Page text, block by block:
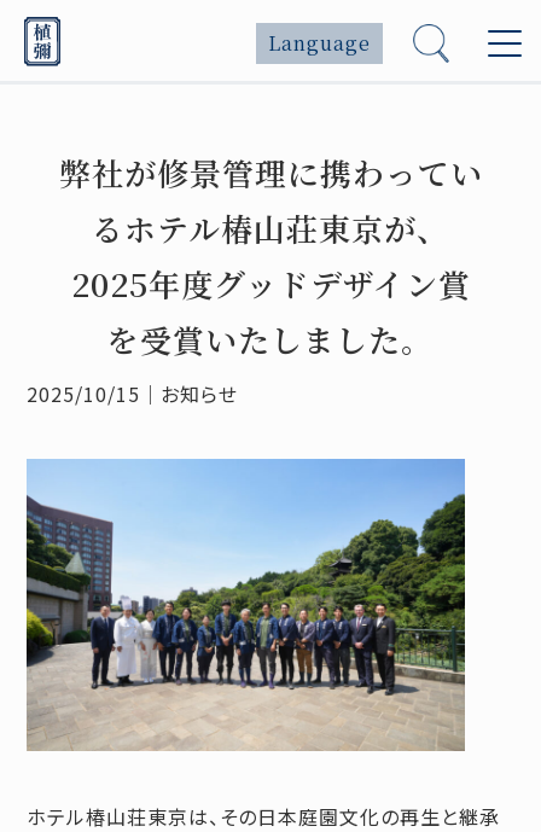
Language
弊社が修景管理に携わってい
るホテル椿山荘東京が、
2025年度グッドデザイン賞
を受賞いたしました。
2025/10/15 ｜ お知らせ
ホテル椿山荘東京は、その日本庭園文化の再生と継承